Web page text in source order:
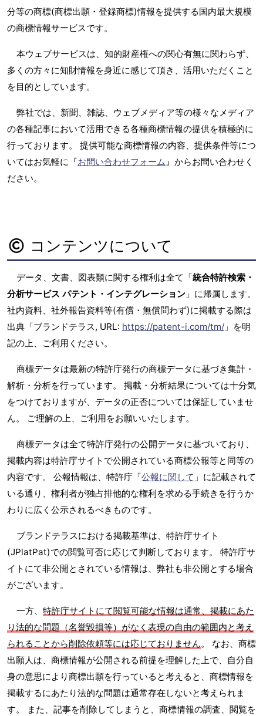
分等の商標(商標出願・登録商標)情報を提供する国内最大規模
の商標情報サービスです。
本ウェブサービスは、知的財産権への関心有無に関わらず、
多くの方々に知財情報を身近に感じて頂き、活用いただくこと
を目的としています。
弊社では、新聞、雑誌、ウェブメディア等の様々なメディア
の各種記事において活用できる各種商標情報の提供を積極的に
行っております。 提供可能な商標情報の内容、提供条件等につ
いてはお気軽に『お問い合わせフォーム 』からお問い合わせく
ださい。
コンテンツについて
データ、文書、図表類に関する権利は全て「統合特許検索・
分析サービス パテント・インテグレーション 」に帰属します。
社内資料、社外報告資料等(有償・無償問わず)に掲載する際は
出典「ブランドテラス, URL: https://patent-i.com/tm/ 」を明
記の上、ご利用ください。
商標データは最新の特許庁発行の商標データに基づき集計・
解析・分析を行っています。 掲載・分析結果については十分気
をつけておりますが、データの正否については保証していませ
ん。 ご理解の上、ご利用をお願いいたします。
商標データは全て特許庁発行の公開データに基づいており、
掲載内容は特許庁サイトで公開されている商標公報等と同等の
内容です。 公報情報は、特許庁「公報に関して 」に記載されて
いる通り、権利者が独占排他的な権利を求める手続きを行うか
わりに広く公示されるべきものです。
ブランドテラスにおける掲載基準は、特許庁サイト
(JPlatPat)での閲覧可否に応じて判断しております。 特許庁サ
イトにて非公開とされている情報は、弊社も非公開とする場合
がございます。
一方、 特許庁サイトにて閲覧可能な情報は通常、掲載にあた
り法的な問題（名誉毀損等）がなく表現の自由の範囲内と考え
られることから削除依頼等には応じておりません。 なお、商標
出願人は、商標情報が公開される前提を理解した上で、自分自
身の意思により商標出願を行っていると考えると、商標情報を
掲載するにあたり法的な問題は通常存在しないと考えられま
す。 また、記事を削除してしまうと、商標情報の調査、閲覧を